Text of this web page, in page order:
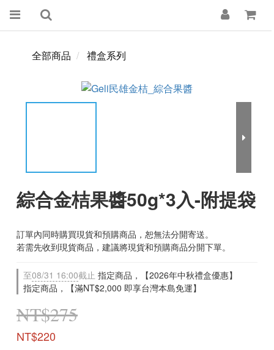
全部商品 禮盒系列
綜合金桔果醬50g*3入-附提袋
訂單內同時購買現貨和預購商品，恕無法分開寄送。
若需先收到現貨商品，建議將現貨和預購商品分開下單。
至08/31 16:00截止 指定商品，【2026年中秋禮盒優惠】
指定商品，【滿NT$2,000 即享台灣本島免運】
NT$275
NT$220